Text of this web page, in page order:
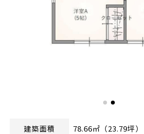
建築面積 78.66㎡（23.79坪）